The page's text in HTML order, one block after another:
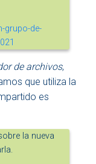
de archivos,
que utiliza la
es
la nueva